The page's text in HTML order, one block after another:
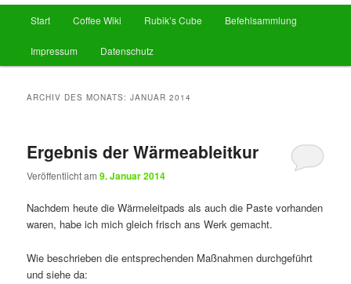
Zum
primären
Zum
sekundären
Start Coffee Wiki Rubik’s Cube Befehlsammlung
Impressum Datenschutz
ARCHIV DES MONATS:JANUAR 2014
Ergebnis der Wärmeableitkur
Veröffentlicht am9. Januar 2014
Nachdem heute die Wärmeleitpads als auch die Paste vorhanden
waren, habe ich mich gleich frisch ans Werk gemacht.
Wie beschrieben die entsprechenden Maßnahmen durchgeführt
und siehe da: